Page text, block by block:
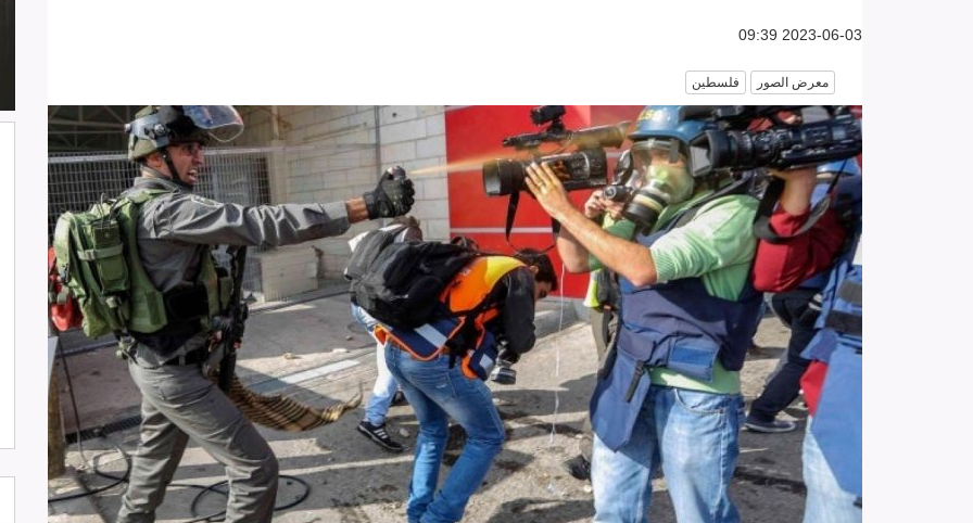
2023-06-03 09:39
معرض الصور فلسطين
شارك وفد من لجنة دعم الصحفيين في
جلسة اعتماد الاستعراض الدوي الشامل
حول لبنان في مقر الامم المتحدة في
جنيف حيث القت اللجنة كلمة باسم
جمعية البراعم للعمل الاجتماعي